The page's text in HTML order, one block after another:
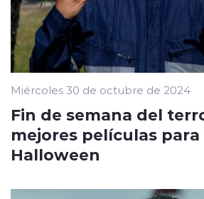
Miércoles 30 de octubre de 2024
Fin de semana del
mejores películas para
Halloween